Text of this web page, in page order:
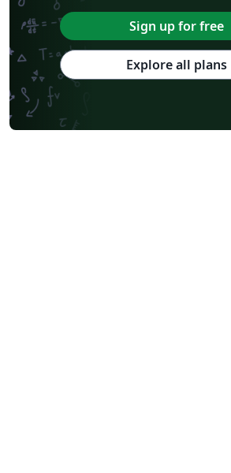
Sign up for free
Explore all plans